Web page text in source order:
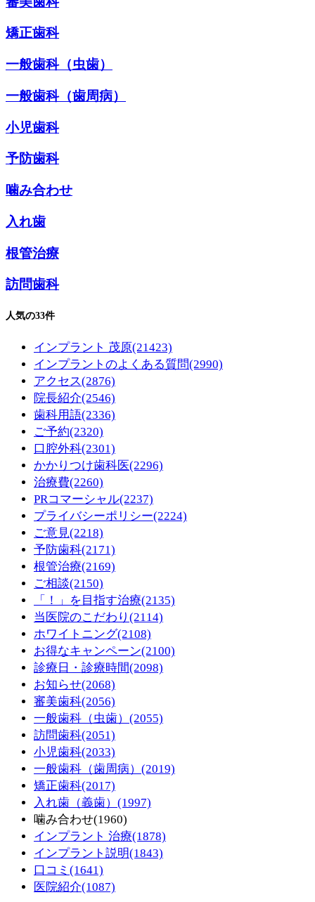
矯正歯科
一般歯科（虫歯）
一般歯科（歯周病）
小児歯科
予防歯科
噛み合わせ
入れ歯
根管治療
訪問歯科
人気の33件
インプラント 茂原(21423)
インプラントのよくある質問(2990)
アクセス(2876)
院長紹介(2546)
歯科用語(2336)
ご予約(2320)
口腔外科(2301)
かかりつけ歯科医(2296)
治療費(2260)
PRコマーシャル(2237)
プライバシーポリシー(2224)
ご意見(2218)
予防歯科(2171)
根管治療(2169)
ご相談(2150)
「！」を目指す治療(2135)
当医院のこだわり (2114)
ホワイトニング(2108)
お得なキャンペーン(2100)
診療日・診療時間(2098)
お知らせ(2068)
審美歯科(2056)
一般歯科（虫歯） (2055)
訪問歯科(2051)
小児歯科(2033)
一般歯科（歯周病） (2019)
矯正歯科(2017)
入れ歯（義歯） (1997)
噛み合わせ(1960)
インプラント 治療(1878)
インプラント説明(1843)
口コミ (1641)
医院紹介(1087)